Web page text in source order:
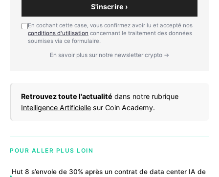
S'inscrire ›
En cochant cette case, vous confirmez avoir lu et accepté nos
conditions d'utilisation concernant le traitement des données
soumises via ce formulaire.
En savoir plus sur notre newsletter crypto →
Retrouvez toute l'actualité dans notre rubrique
Intelligence Artificielle sur Coin Academy.
POUR ALLER PLUS LOIN
Hut 8 s’envole de 30% après un contrat de data center IA de